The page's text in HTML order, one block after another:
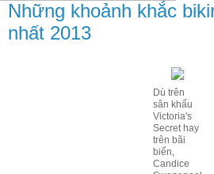
Những khoảnh khắc
nhất 2013
Dù trên
sân khấu
Victoria's
Secret hay
trên bãi
biển,
Candice